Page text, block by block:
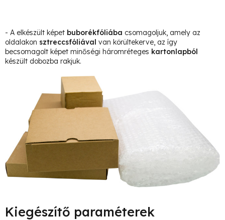
- A elkészült képet buborékfóliába csomagoljuk, amely az
oldalakon sztreccsfóliával van körültekerve, az így
becsomagolt képet minőségi háromréteges kartonlapból
készült dobozba rakjuk.
Kiegészítő paraméterek